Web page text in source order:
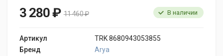
3 280 ₽ 11 460 ₽ В наличии
Артикул
TRK 8680943053855
Бренд
Arya